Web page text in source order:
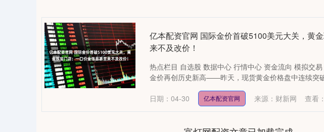
亿本配资官网 国际金价首破5100美元大关，黄
来不及改价！
热点栏目 自选股 数据中心 行情中心 资金流向 模拟交
金价再创历史新高——昨天，现货黄金价格盘中连续突
日期：04-30 亿本配资官网 来源：财新网 查看